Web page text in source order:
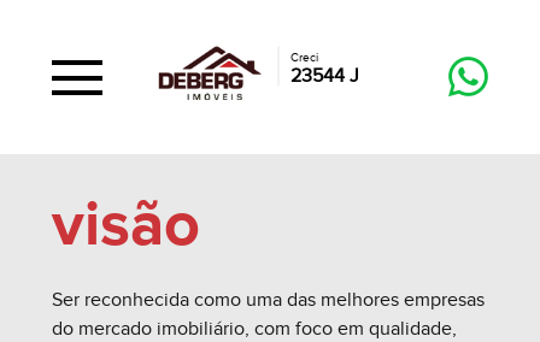
Creci
23544 J
visão
Ser reconhecida como uma das melhores empresas
do mercado imobiliário, com foco em qualidade,